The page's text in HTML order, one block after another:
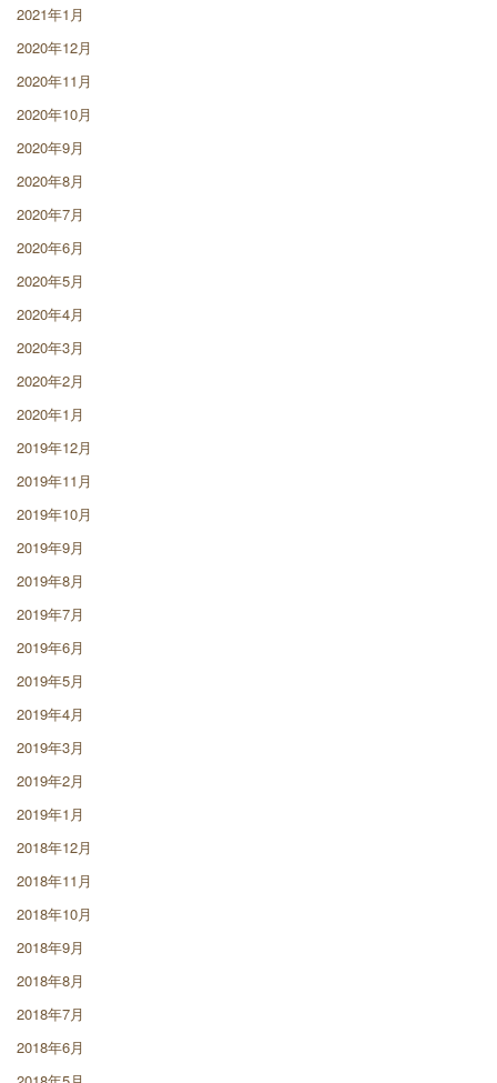
2021年1月
2020年12月
2020年11月
2020年10月
2020年9月
2020年8月
2020年7月
2020年6月
2020年5月
2020年4月
2020年3月
2020年2月
2020年1月
2019年12月
2019年11月
2019年10月
2019年9月
2019年8月
2019年7月
2019年6月
2019年5月
2019年4月
2019年3月
2019年2月
2019年1月
2018年12月
2018年11月
2018年10月
2018年9月
2018年8月
2018年7月
2018年6月